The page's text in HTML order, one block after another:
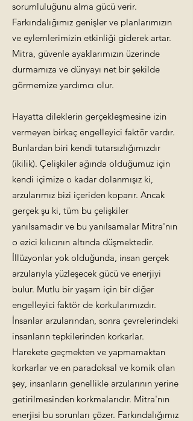
sorumluluğunu alma gücü verir.
Farkındalığımız genişler ve planlarımızın
ve eylemlerimizin etkinliği giderek artar.
Mitra, güvenle ayaklarımızın üzerinde
durmamıza ve dünyayı net bir şekilde
görmemize yardımcı olur.
Hayatta dileklerin gerçekleşmesine izin
vermeyen birkaç engelleyici faktör vardır.
Bunlardan biri kendi tutarsızlığımızdır
(ikilik). Çelişkiler ağında olduğumuz için
kendi içimize o kadar dolanmışız ki,
arzularımız bizi içeriden koparır. Ancak
gerçek şu ki, tüm bu çelişkiler
yanılsamadır ve bu yanılsamalar Mitra'nın
o ezici kılıcının altında düşmektedir.
İllüzyonlar yok olduğunda, insan gerçek
arzularıyla yüzleşecek gücü ve enerjiyi
bulur. Mutlu bir yaşam için bir diğer
engelleyici faktör de korkularımızdır.
İnsanlar arzularından, sonra çevrelerindeki
insanların tepkilerinden korkarlar.
Harekete geçmekten ve yapmamaktan
korkarlar ve en paradoksal ve komik olan
şey, insanların genellikle arzularının yerine
getirilmesinden korkmalarıdır. Mitra'nın
enerjisi bu sorunları çözer. Farkındalığımız